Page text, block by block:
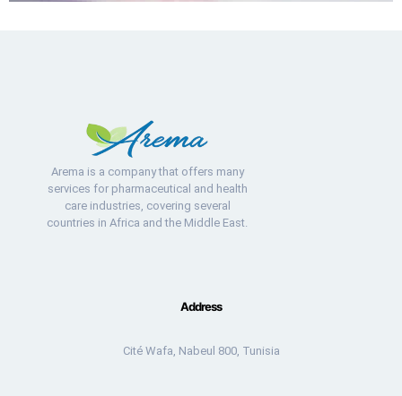
Arema is a company that offers many
services for pharmaceutical and health
care industries, covering several
countries in Africa and the Middle East.
Address
Cité Wafa, Nabeul 800, Tunisia